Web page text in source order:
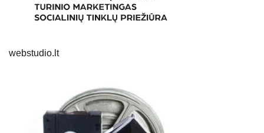
webstudio.lt